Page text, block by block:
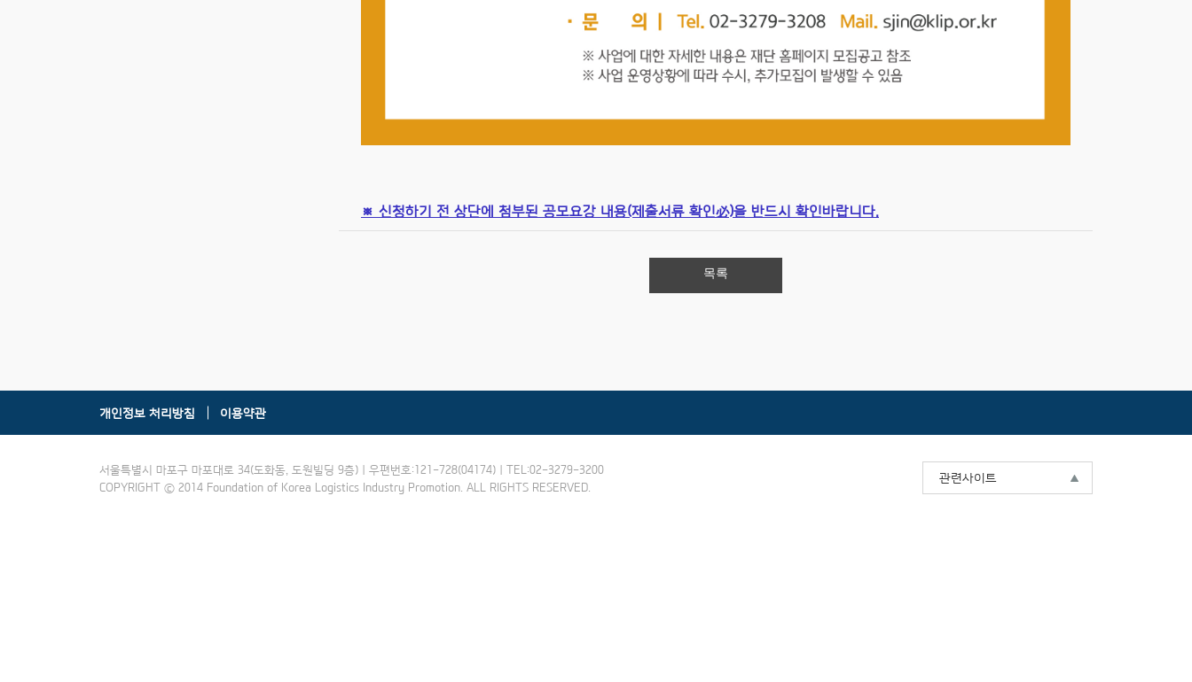
※ 신청하기 전 상단에 첨부된 공모요강 내용(제출서류 확인必)을 반드시 확인바랍니다.
목록
개인정보 처리방침 이용약관
서울특별시 마포구 마포대로 34(도화동, 도원빌딩 9층) | 우편번호:121-728(04174) | TEL:02-3279-3200
COPYRIGHT ⓒ 2014 Foundation of Korea Logistics Industry Promotion. ALL RIGHTS RESERVED.
관련사이트